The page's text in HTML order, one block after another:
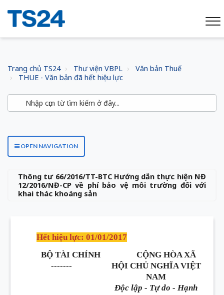
Trang chủ TS24 Thư viện VBPL
Văn bản Thuế
THUE - Văn bản đã hết hiệu lực
OPEN NAVIGATION
Thông tư 66/2016/TT-BTC Hướng dẫn thực hiện NĐ
12/2016/NĐ-CP về phí bảo vệ môi trường đối với
khai thác khoáng sản
Hết hiệu lực: 01/01/2017
BỘTÀI CHÍNH
-------
CỘNG HÒA XÃ
HỘI CHỦ NGHĨA VIỆT
NAM
Độc lập - Tự do - Hạnh